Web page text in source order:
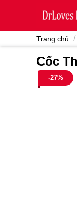
Trang chủ /
Cốc
-27%